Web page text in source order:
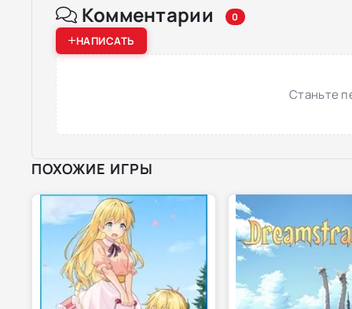
Комментарии 0
НАПИСАТЬ
Станьте
ПОХОЖИЕ ИГРЫ